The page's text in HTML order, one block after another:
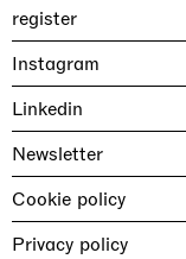
register
Instagram
Linkedin
Newsletter
Cookie policy
Privacy policy